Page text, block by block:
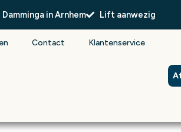
in Arnhem Lift aanwezig
Contact Klantenservice